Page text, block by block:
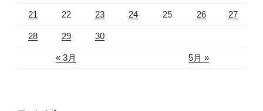
« 3月 5月 »
21 22 23 24 25 26 27
28 29 30